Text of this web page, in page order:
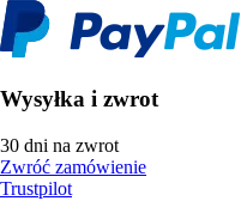
Wysyłka i zwrot
30 dni na zwrot
Zwróć zamówienie
Trustpilot